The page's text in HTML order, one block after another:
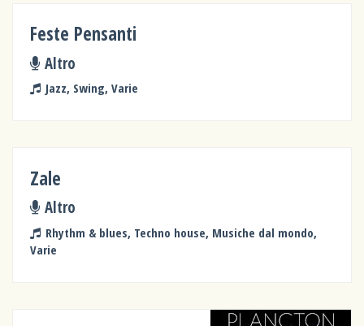
Feste Pensanti
Altro
Jazz, Swing, Varie
Zale
Altro
Rhythm & blues, Techno house, Musiche dal mondo,
Varie